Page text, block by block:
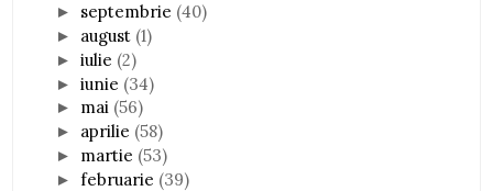
► septembrie (40)
► august (1)
►iulie (2)
►iunie (34)
► mai (56)
► aprilie (58)
► martie (53)
►februarie (39)